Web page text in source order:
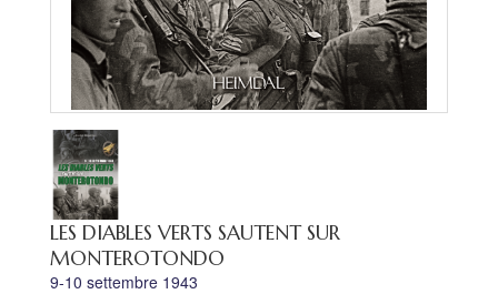
LES DIABLES VERTS SAUTENT SUR
MONTEROTONDO
9-10 settembre 1943